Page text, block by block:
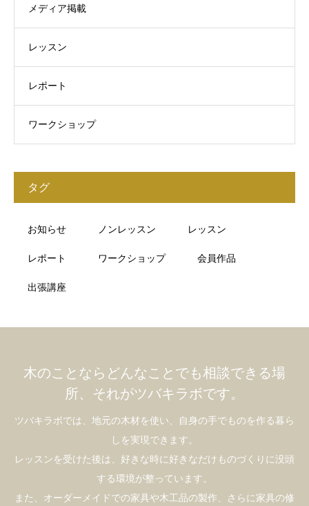
メディア掲載
レッスン
レポート
ワークショップ
タグ
お知らせ ノンレッスン レッスン
レポート ワークショップ 会員作品
出張講座
木のことならどんなことでも相談できる場
所、それがツバキラボです。
ツバキラボでは、地元の木材を使い、自身の手でものを作る暮ら
しを実現できます。
レッスンを受けた後は、好きな時に好きなだけものづくりに没頭
する環境が整っています。
また、オーダーメイドでの家具や木工品の製作、さらに家具の修